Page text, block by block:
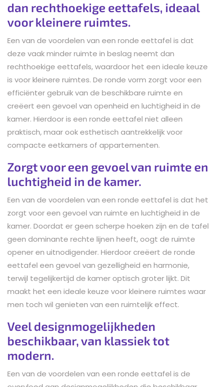
dan rechthoekige eettafels, ideaal
voor kleinere ruimtes.
Een van de voordelen van een ronde eettafel is dat
deze vaak minder ruimte in beslag neemt dan
rechthoekige eettafels, waardoor het een ideale keuze
is voor kleinere ruimtes. De ronde vorm zorgt voor een
efficiënter gebruik van de beschikbare ruimte en
creëert een gevoel van openheid en luchtigheid in de
kamer. Hierdoor is een ronde eettafel niet alleen
praktisch, maar ook esthetisch aantrekkelijk voor
compacte eetkamers of appartementen.
Zorgt voor een gevoel van ruimte en
luchtigheid in de kamer.
Een van de voordelen van een ronde eettafel is dat het
zorgt voor een gevoel van ruimte en luchtigheid in de
kamer. Doordat er geen scherpe hoeken zijn en de tafel
geen dominante rechte lijnen heeft, oogt de ruimte
opener en uitnodigender. Hierdoor creëert de ronde
eettafel een gevoel van gezelligheid en harmonie,
terwijl tegelijkertijd de kamer optisch groter lijkt. Dit
maakt het een ideale keuze voor kleinere ruimtes waar
men toch wil genieten van een ruimtelijk effect.
Veel designmogelijkheden
beschikbaar, van klassiek tot
modern.
Een van de voordelen van een ronde eettafel is de